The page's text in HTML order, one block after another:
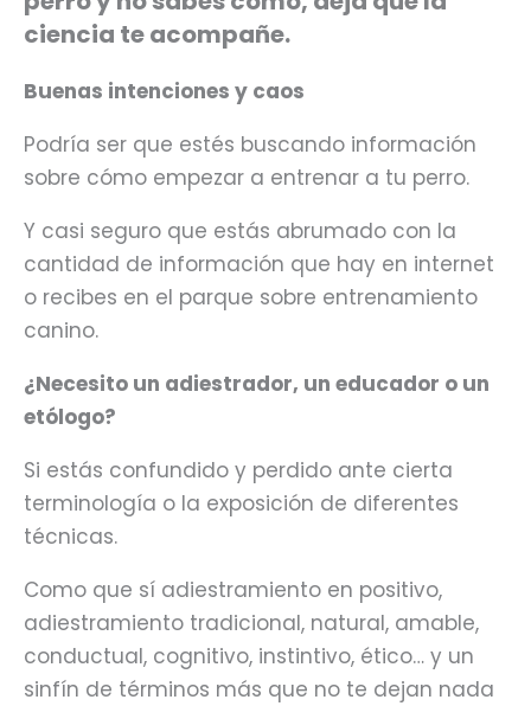
ciencia te acompañe.
Buenas intenciones y caos
Podría ser que estés buscando información
sobre cómo empezar a entrenar a tu perro.
Y casi seguro que estás abrumado con la
cantidad de información que hay en internet
o recibes en el parque sobre entrenamiento
canino.
¿Necesito un adiestrador, un educador o un
etólogo?
Si estás confundido y perdido ante cierta
terminología o la exposición de diferentes
técnicas.
Como que sí adiestramiento en positivo,
adiestramiento tradicional, natural, amable,
conductual, cognitivo, instintivo, ético… y un
sinfín de términos más que no te dejan nada